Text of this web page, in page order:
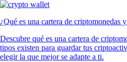
¿Qué es una cartera de criptomonedas
Descubre qué es una cartera de
tipos existen para guardar tus
elegir la que mejor se adapte a ti.